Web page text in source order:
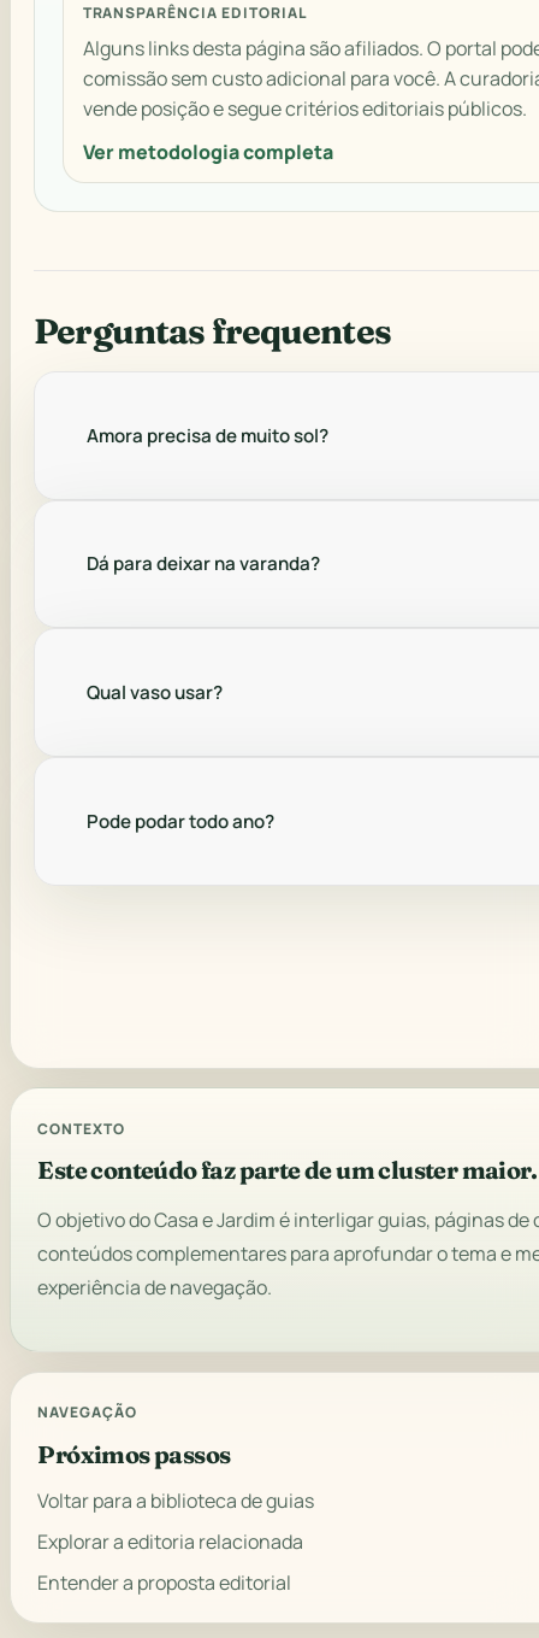
TRANSPARÊNCIA EDITORIAL
Alguns links desta página são afiliados. O portal
comissão sem custo adicional para você. A
vende posição e segue critérios editoriais públicos.
Ver metodologia completa
Perguntas frequentes
Amora precisa de muito sol?
Dá para deixar na varanda?
Qual vaso usar?
Pode podar todo ano?
CONTEXTO
Este conteúdo faz parte de um cluster maior.
O objetivo do Casa e Jardim é interligar guias, páginas de
conteúdos complementares para aprofundar o tema e
experiência de navegação.
NAVEGAÇÃO
Próximos passos
Voltar para a biblioteca de guias
Explorar a editoria relacionada
Entender a proposta editorial